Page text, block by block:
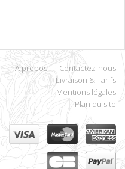
À propos
Contactez-nous
Livraison & Tarifs
Mentions légales
Plan du site